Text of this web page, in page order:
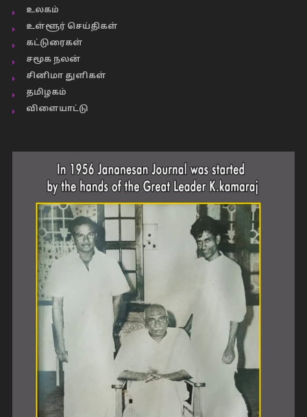
உலகம்
உள்ளூர் செய்திகள்
கட்டுரைகள்
சமூக நலன்
சினிமா துளிகள்
தமிழகம்
விளையாட்டு